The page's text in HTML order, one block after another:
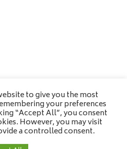
to give you the most
your preferences
“Accept All”, you consent
However, you may visit
a controlled consent.